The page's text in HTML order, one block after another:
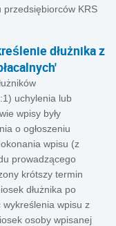
KRS
dłużnika z
uchylenia lub
wpisy były
o ogłoszeniu
wpisu (z
prowadzącego
krótszy termin
dłużnika po
wykreślenia wpisu z
osoby wpisanej